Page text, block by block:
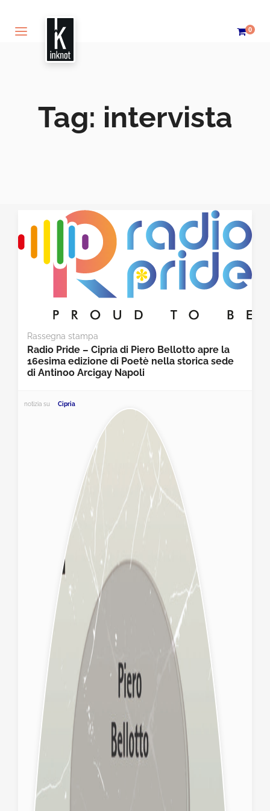
0
Tag: intervista
Rassegna stampa
Radio Pride – Cipria di Piero Bellotto apre la
16esima edizione di Poetè nella storica sede
di Antinoo Arcigay Napoli
notizia su Cipria